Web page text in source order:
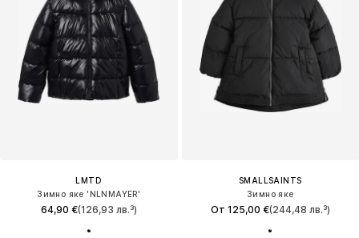
LMTD
Зимно яке 'NLNMAYER'
64,90 €(126,93 лв.³)
SMALLSAINTS
Зимно яке
От 125,00 €(244,48 лв.³)